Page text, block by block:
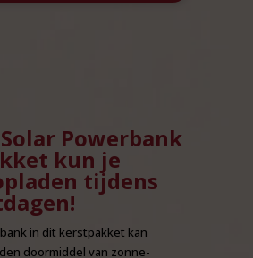
Powerbank
kun je
tijdens
in dit kerstpakket kan
doormiddel van zonne-